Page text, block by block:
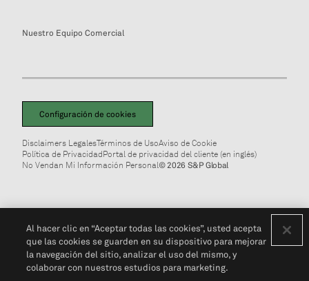
Nuestro Equipo Comercial
Configuración de cookies
Disclaimers LegalesTérminos de UsoAviso de Cookie
Política de PrivacidadPortal de privacidad del cliente (en inglés)
No Vendan Mi Información Personal© 2026 S&P Global
Al hacer clic en “Aceptar todas las cookies”, usted acepta
que las cookies se guarden en su dispositivo para mejorar
la navegación del sitio, analizar el uso del mismo, y
colaborar con nuestros estudios para marketing.